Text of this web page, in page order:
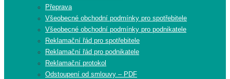
Přeprava
Všeobecné obchodní podmínky pro spotřebitele
Všeobecné obchodní podmínky pro podnikatele
Reklamační řád pro spotřebitele
Reklamační řád pro podnikatele
Reklamační protokol
Odstoupení od smlouvy – PDF